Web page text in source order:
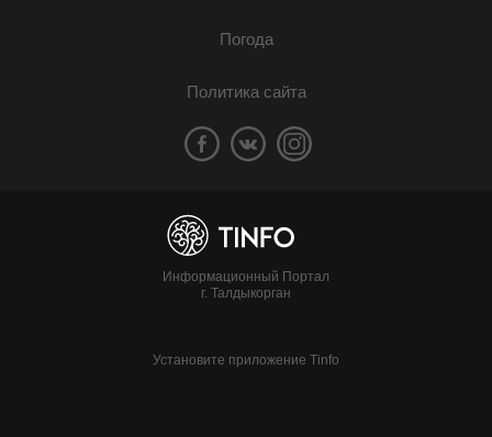
Погода
Политика сайта
Информационный Портал
г. Талдыкорган
Установите приложение Tinfo